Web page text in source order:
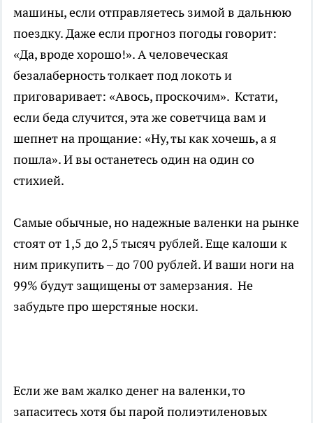
машины, если отправляетесь зимой в дальнюю
поездку. Даже если прогноз погоды говорит:
«Да, вроде хорошо!». А человеческая
безалаберность толкает под локоть и
приговаривает: «Авось, проскочим». Кстати,
если беда случится, эта же советчица вам и
шепнет на прощание: «Ну, ты как хочешь, а я
пошла». И вы останетесь один на один со
стихией.
Самые обычные, но надежные валенки на рынке
стоят от 1,5 до 2,5 тысяч рублей. Еще калоши к
ним прикупить – до 700 рублей. И ваши ноги на
99% будут защищены от замерзания. Не
забудьте про шерстяные носки.
Если же вам жалко денег на валенки, то
запаситесь хотя бы парой полиэтиленовых